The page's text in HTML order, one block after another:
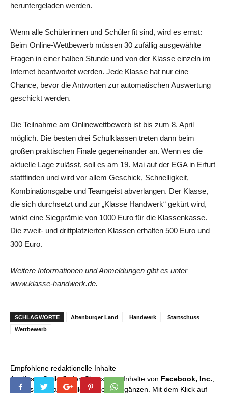
heruntergeladen werden.
Wenn alle Schülerinnen und Schüler fit sind, wird es ernst:
Beim Online-Wettbewerb müssen 30 zufällig ausgewählte
Fragen in einer halben Stunde und von der Klasse einzeln im
Internet beantwortet werden. Jede Klasse hat nur eine
Chance, bevor die Antworten zur automatischen Auswertung
geschickt werden.
Die Teilnahme am Onlinewettbewerb ist bis zum 8. April
möglich. Die besten drei Schulklassen treten dann beim
großen praktischen Finale gegeneinander an. Wenn es die
aktuelle Lage zulässt, soll es am 19. Mai auf der EGA in Erfurt
stattfinden und wird vor allem Geschick, Schnelligkeit,
Kombinationsgabe und Teamgeist abverlangen. Der Klasse,
die sich durchsetzt und zur „Klasse Handwerk“ gekürt wird,
winkt eine Siegprämie von 1000 Euro für die Klassenkasse.
Die zweit- und drittplatzierten Klassen erhalten 500 Euro und
300 Euro.
Weitere Informationen und Anmeldungen gibt es unter
www.klasse-handwerk.de.
SCHLAGWORTE Altenburger Land Handwerk
Startschuss
Wettbewerb
Empfohlene redaktionelle Inhalte
An dieser Stelle finden Sie externe Inhalte von Facebook, Inc.
die unser redaktionelles Angebot ergänzen. Mit dem Klick auf